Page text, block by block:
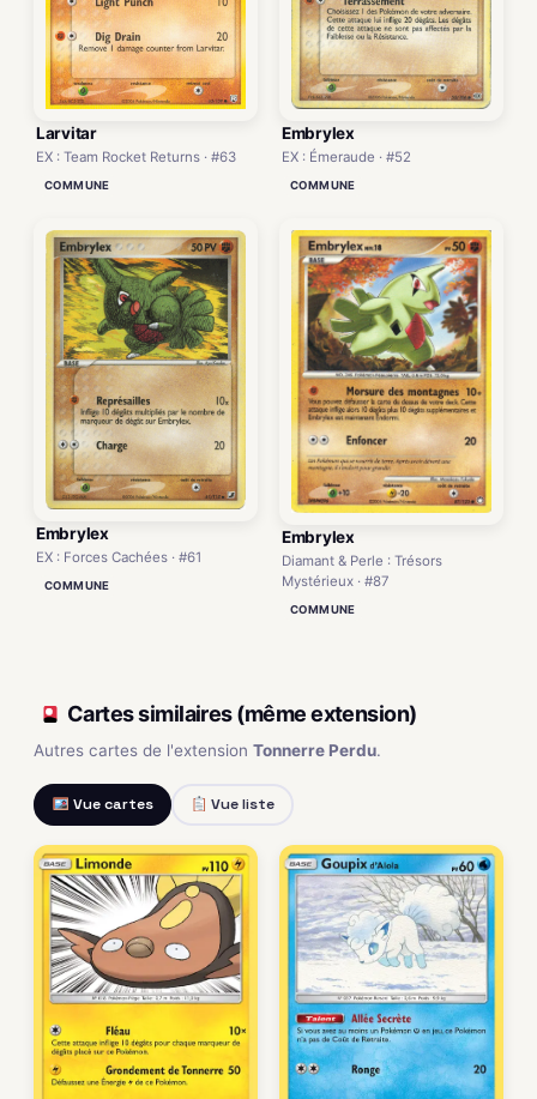
Larvitar
EX : Team Rocket Returns · #63
COMMUNE
Embrylex
EX : Émeraude · #52
COMMUNE
Embrylex
EX : Forces Cachées · #61
COMMUNE
Embrylex
Diamant & Perle : Trésors
Mystérieux · #87
COMMUNE
Cartes similaires (même extension)
Autres cartes de l'extension Tonnerre Perdu.
Vue cartes Vue liste